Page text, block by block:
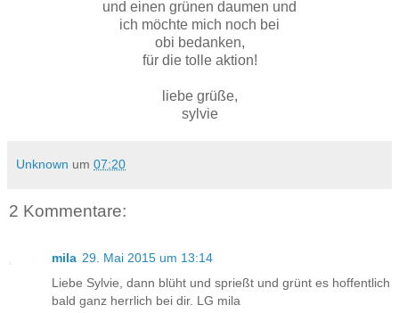
und einen grünen daumen und
ich möchte mich noch bei
obi bedanken,
für die tolle aktion!
liebe grüße,
sylvie
Unknown um 07:20
2 Kommentare:
mila 29. Mai 2015 um 13:14
Liebe Sylvie, dann blüht und sprießt und grünt es hoffentlich
bald ganz herrlich bei dir. LG mila